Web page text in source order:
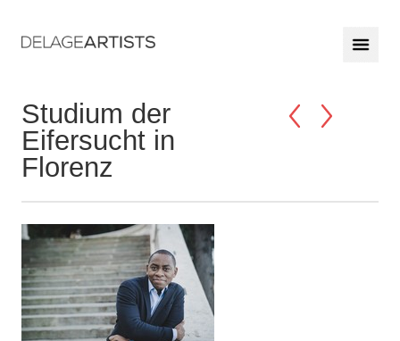
Studium der
Eifersucht in
Florenz